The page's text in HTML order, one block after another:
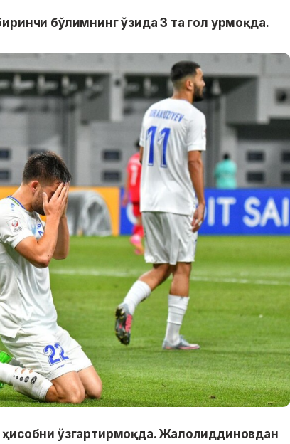
бўлимнинг ўзида 3 та гол урмоқда.
ўзгартирмоқда. Жалолиддиновдан